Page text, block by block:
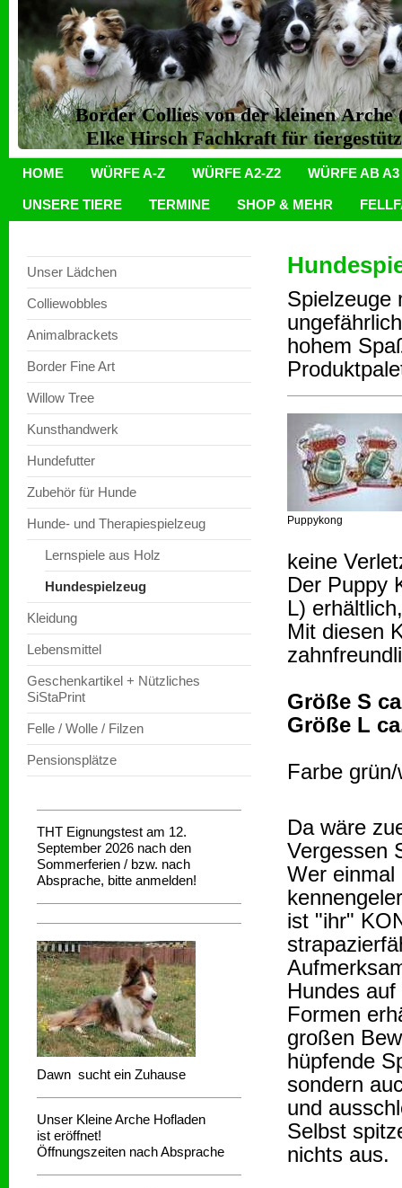
Border Collies von der kleinen
Elke Hirsch Fachkraft für
HOME WÜRFE A-Z WÜRFE A2-Z2 WÜRFE AB A3
UNSERE TIERE TERMINE SHOP & MEHR
Unser Lädchen
Colliewobbles
Animalbrackets
Border Fine Art
Willow Tree
Kunsthandwerk
Hundefutter
Zubehör für Hunde
Hunde- und Therapiespielzeug
Lernspiele aus Holz
Hundespielzeug
Kleidung
Lebensmittel
Geschenkartikel + Nützliches
SiStaPrint
Felle / Wolle / Filzen
Pensionsplätze
THT Eignungstest am 12.
September 2026 nach den
Sommerferien / bzw. nach
Absprache, bitte anmelden!
Dawn sucht ein Zuhause
Unser Kleine Arche Hofladen
ist eröffnet!
Öffnungszeiten nach Absprache
Spielzeuge
hohem
Puppykong
keine
Der Puppy
L)
Mit diesen
Größe S
Größe L
Farbe
Da wäre
Vergessen
Wer einmal
ist "ihr"
Hundes
Formen
großen
hüpfende
sondern
und
Selbst
nichts aus.